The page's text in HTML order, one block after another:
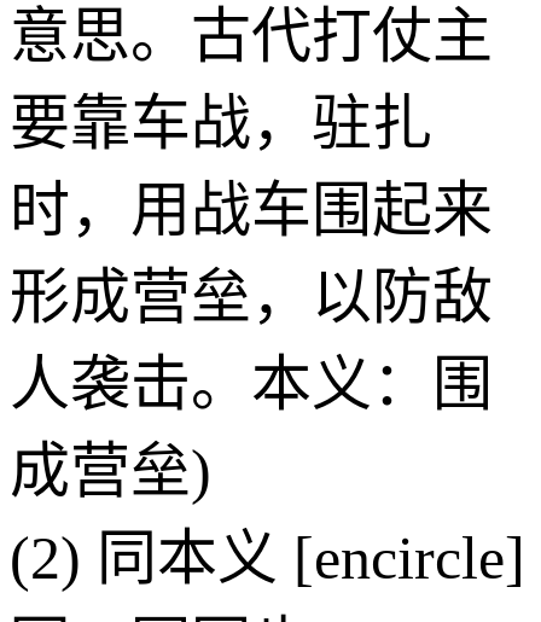
意思。古代打仗主
要靠车战，驻扎
时，用战车围起来
形成营垒，以防敌
人袭击。本义：围
成营垒)
(2) 同本义 [encircle]